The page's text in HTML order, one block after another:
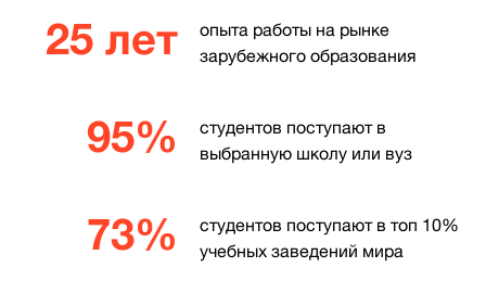
25 лет
опыта работы на рынке
зарубежного образования
95%
студентов поступают в
выбранную школу или вуз
73%
студентов поступают в топ 10%
учебных заведений мира